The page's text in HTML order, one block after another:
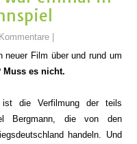
Film über und rund um
Muss es nicht.
die Verfilmung der teils
Bergmann, die von den
handeln. Und